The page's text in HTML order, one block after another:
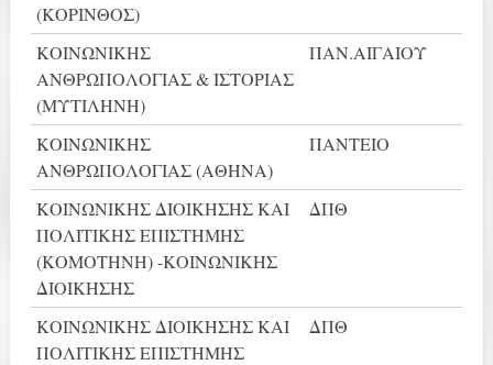
(ΚΟΡΙΝΘΟΣ)
ΚΟΙΝΩΝΙΚΗΣ
ΑΝΘΡΩΠΟΛΟΓΙΑΣ & ΙΣΤΟΡΙΑΣ
(ΜΥΤΙΛΗΝΗ)
ΠΑΝ.ΑΙΓΑΙΟΥ
ΚΟΙΝΩΝΙΚΗΣ
ΑΝΘΡΩΠΟΛΟΓΙΑΣ (ΑΘΗΝΑ)
ΠΑΝΤΕΙΟ
ΚΟΙΝΩΝΙΚΗΣ ΔΙΟΙΚΗΣΗΣ ΚΑΙ
ΠΟΛΙΤΙΚΗΣ ΕΠΙΣΤΗΜΗΣ
(ΚΟΜΟΤΗΝΗ) -ΚΟΙΝΩΝΙΚΗΣ
ΔΙΟΙΚΗΣΗΣ
ΔΠΘ
ΚΟΙΝΩΝΙΚΗΣ ΔΙΟΙΚΗΣΗΣ ΚΑΙ
ΠΟΛΙΤΙΚΗΣ ΕΠΙΣΤΗΜΗΣ
ΔΠΘ